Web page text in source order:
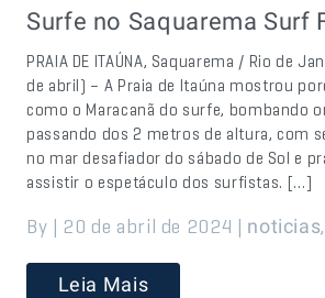
Surfe no Saquarema Surf
PRAIA DE ITAÚNA, Saquarema / Rio de
de abril) – A Praia de Itaúna mostrou
como o Maracanã do surfe, bombando
passando dos 2 metros de altura, com
no mar desafiador do sábado de Sol e
assistir o espetáculo dos surfistas. […]
By | 20 de abril de 2024 | noticias,
Leia Mais